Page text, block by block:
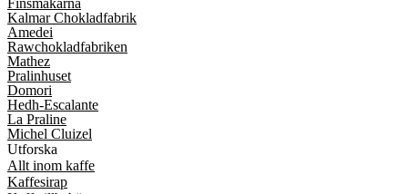
Finsmakarna
Kalmar Chokladfabrik
Amedei
Rawchokladfabriken
Mathez
Pralinhuset
Domori
Hedh-Escalante
La Praline
Michel Cluizel
Utforska
Allt inom kaffe
Kaffesirap